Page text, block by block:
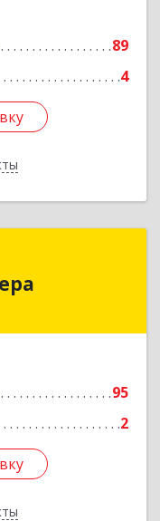
89
4
95
2
Подробнее